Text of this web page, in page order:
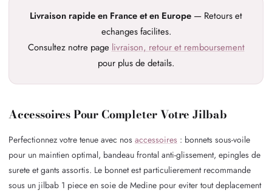
Livraison rapide en France et en Europe — Retours et
echanges facilites.
Consultez notre page livraison, retour et remboursement
pour plus de details.
Accessoires Pour Completer Votre Jilbab
Perfectionnez votre tenue avec nos accessoires : bonnets sous-voile
pour un maintien optimal, bandeau frontal anti-glissement, epingles de
surete et gants assortis. Le bonnet est particulierement recommande
sous un jilbab 1 piece en soie de Medine pour eviter tout deplacement